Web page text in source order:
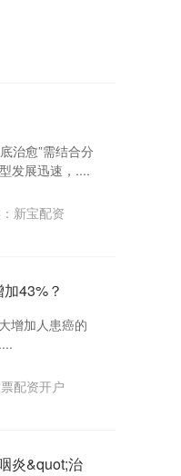
治愈”需结合分
发展迅速，....
新宝配资
43%？
增加人患癌的
配资开户
炎&quot;治